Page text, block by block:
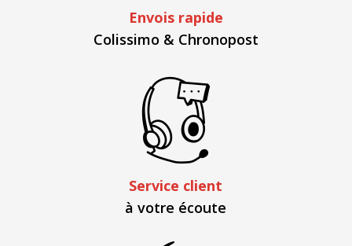
Envois rapide
Colissimo & Chronopost
Service client
à votre écoute